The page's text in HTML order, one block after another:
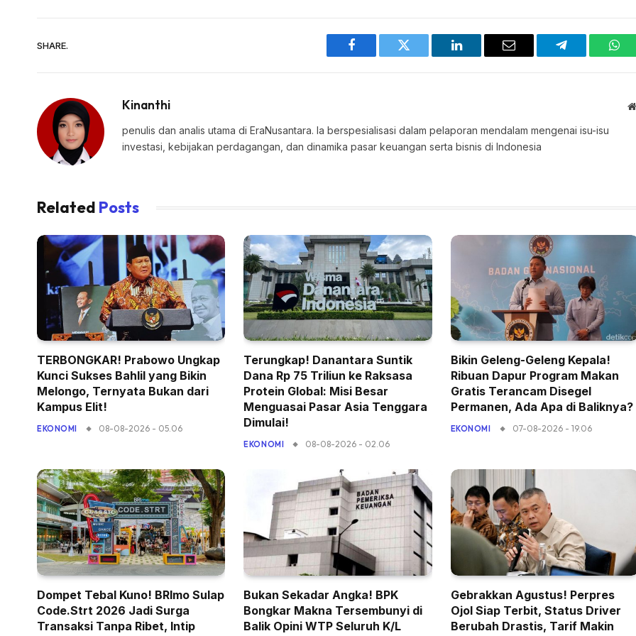
SHARE.
Facebook Twitter LinkedIn Email Telegram
Kinanthi
penulis dan analis utama di EraNusantara. Ia berspesialisasi dalam pelaporan mendalam mengenai isu-isu
investasi, kebijakan perdagangan, dan dinamika pasar keuangan serta bisnis di Indonesia
Related Posts
TERBONGKAR! Prabowo Ungkap
Kunci Sukses Bahlil yang Bikin
Melongo, Ternyata Bukan dari
Kampus Elit!
EKONOMI 08-08-2026 - 05.06
Terungkap! Danantara Suntik
Dana Rp 75 Triliun ke Raksasa
Protein Global: Misi Besar
Menguasai Pasar Asia Tenggara
Dimulai!
EKONOMI 08-08-2026 - 02.06
Bikin Geleng-Geleng Kepala!
Ribuan Dapur Program Makan
Gratis Terancam Disegel
Permanen, Ada Apa di Baliknya?
EKONOMI 07-08-2026 - 19.06
Dompet Tebal Kuno! BRImo Sulap
Code.Strt 2026 Jadi Surga
Transaksi Tanpa Ribet, Intip
Bukan Sekadar Angka! BPK
Bongkar Makna Tersembunyi di
Balik Opini WTP Seluruh K/L
Gebrakkan Agustus! Perpres
Ojol Siap Terbit, Status Driver
Berubah Drastis, Tarif Makin